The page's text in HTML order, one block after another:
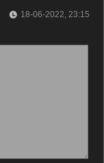
18-06-2022, 23:15